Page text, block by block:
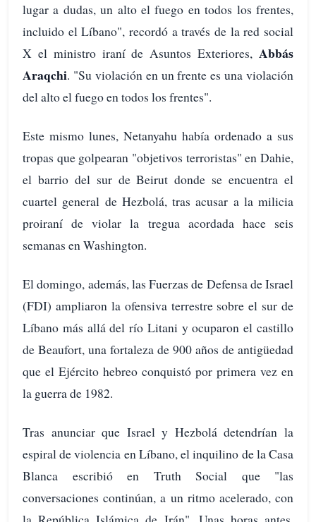
lugar a dudas, un alto el fuego en todos los frentes,
incluido el Líbano", recordó a través de la red social
X el ministro iraní de Asuntos Exteriores, Abbás
Araqchi. "Su violación en un frente es una violación
del alto el fuego en todos los frentes".
Este mismo lunes, Netanyahu había ordenado a sus
tropas que golpearan "objetivos terroristas" en Dahie,
el barrio del sur de Beirut donde se encuentra el
cuartel general de Hezbolá, tras acusar a la milicia
proiraní de violar la tregua acordada hace seis
semanas en Washington.
El domingo, además, las Fuerzas de Defensa de Israel
(FDI) ampliaron la ofensiva terrestre sobre el sur de
Líbano más allá del río Litani y ocuparon el castillo
de Beaufort, una fortaleza de 900 años de antigüedad
que el Ejército hebreo conquistó por primera vez en
la guerra de 1982.
Tras anunciar que Israel y Hezbolá detendrían la
espiral de violencia en Líbano, el inquilino de la Casa
Blanca escribió en Truth Social que "las
conversaciones continúan, a un ritmo acelerado, con